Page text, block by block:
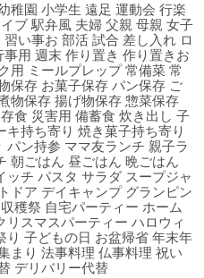
稚園 小学生 遠足 運動会 行楽
ブ 駅弁風 夫婦 父親 母親 女子
い事お 部活 試合 差し入れ ロ
用 週末 作り置き 作り置きお
用 ミールプレップ 常備菜 常
保存 お菓子保存 パン保存 ご
物保存 揚げ物保存 惣菜保存
食 災害用 備蓄食 炊き出し 子
持ち寄り 焼き菓子持ち寄り
ン持参 ママ友ランチ 親子ラ
朝ごはん 昼ごはん 晩ごはん
チ パスタ サラダ スープジャ
ドア デイキャンプ グランピン
穫祭 自宅パーティー ホーム
スマスパーティー ハロウィ
り 子どもの日 お盆帰省 年末年
まり 法事料理 仏事料理 祝い
デリバリー代替